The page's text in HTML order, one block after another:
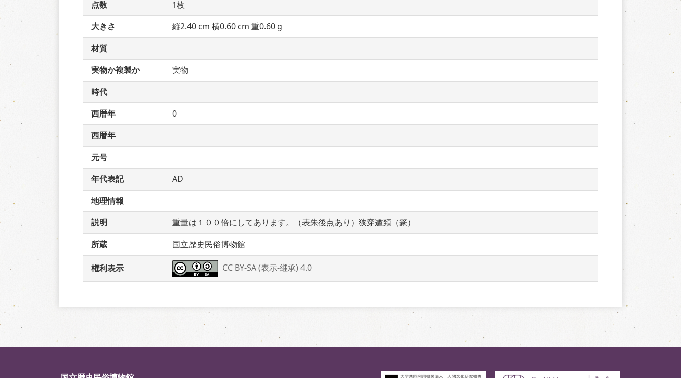
点数
1枚
大きさ
縦2.40 cm 横0.60 cm 重0.60 g
材質
実物か複製か
実物
時代
西暦年
0
西暦年
元号
年代表記
AD
地理情報
説明
重量は１００倍にしてあります。（表朱後点あり）狭穿遒頚（篆）
所蔵
国立歴史民俗博物館
権利表示 CC BY-SA (表示-継承) 4.0